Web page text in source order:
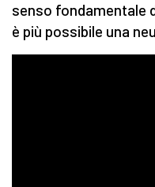
senso fondamentale
è più possibile una